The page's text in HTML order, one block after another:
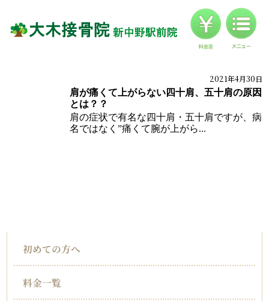
対応症状一覧
2021年4月30日
肩が痛くて上がらない四十肩、五十肩の原因
とは？？
肩の症状で有名な四十肩・五十肩ですが、病
名ではなく”痛くて腕が上がら...
初めての方へ
料金一覧